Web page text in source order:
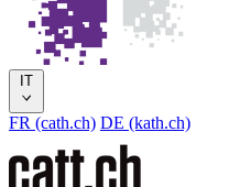
IT
FR (cath.ch) DE (kath.ch)